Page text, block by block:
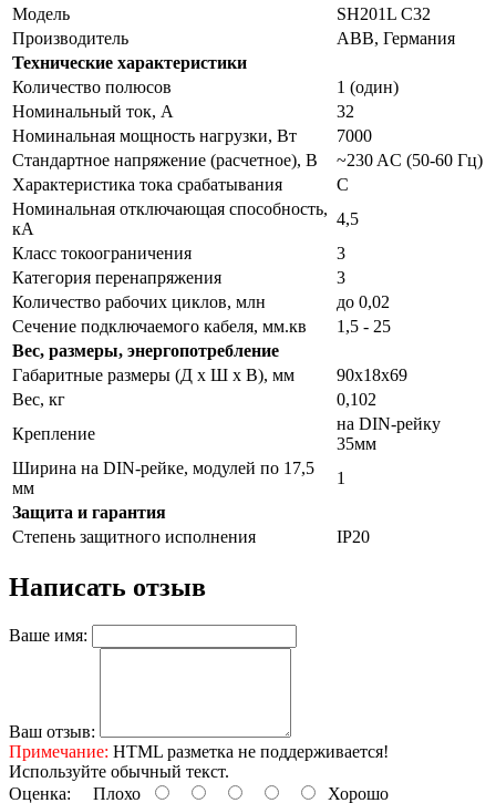
Модель
SH201L C32
Производитель
АВВ, Германия
Технические характеристики
Количество полюсов
1 (один)
Номинальный ток, А
32
Номинальная мощность нагрузки, Вт
7000
Стандартное напряжение (расчетное), В
~230 AC (50-60 Гц)
Характеристика тока срабатывания
С
Номинальная отключающая способность,
кА
4,5
Класс токоограничения
3
Категория перенапряжения
3
Количество рабочих циклов, млн
до 0,02
Сечение подключаемого кабеля, мм.кв
1,5 - 25
Вес, размеры, энергопотребление
Габаритные размеры (Д х Ш х В), мм
90х18х69
Вес, кг
0,102
Крепление
на DIN-рейку
35мм
Ширина на DIN-рейке, модулей по 17,5
мм
1
Защита и гарантия
Степень защитного исполнения
IP20
Написать отзыв
Ваше имя:
Ваш отзыв:
Примечание: HTML разметка не поддерживается!
Используйте обычный текст.
Оценка: Плохо Хорошо